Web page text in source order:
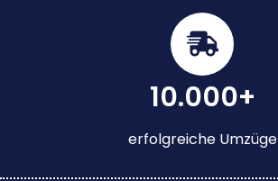
10.000+
erfolgreiche Umzüge